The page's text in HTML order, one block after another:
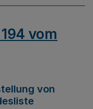
vom
von